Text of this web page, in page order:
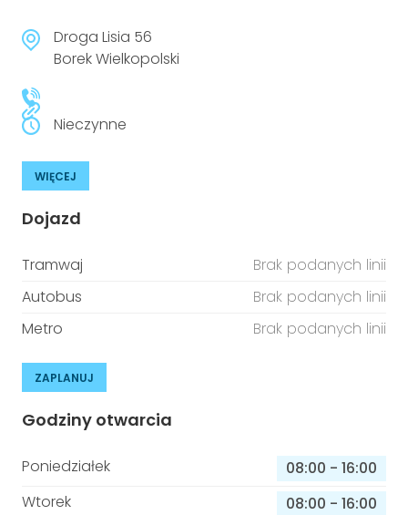
Droga Lisia 56
Borek Wielkopolski
Nieczynne
WIĘCEJ
Dojazd
Tramwaj
Brak podanych linii
Autobus
Brak podanych linii
Metro
Brak podanych linii
ZAPLANUJ
Godziny otwarcia
Poniedziałek 08:00 - 16:00
Wtorek
08:00 - 16:00